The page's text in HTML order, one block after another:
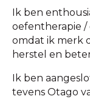
Ik ben
oefentherapie
omdat ik merk
herstel en
Ik ben
tevens Otago